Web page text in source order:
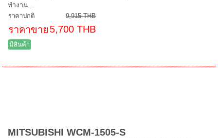
ทำงาน...
ราคาปกติ 9,915 THB
ราคาขาย 5,700 THB
มีสินค้า
MITSUBISHI WCM-1505-S